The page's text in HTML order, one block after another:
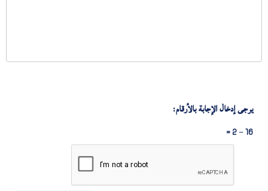
يرجى إدخال الإجابة بالأرقام:
16 − 2 =